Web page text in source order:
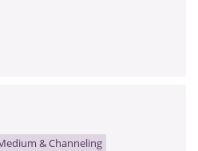
& Channeling